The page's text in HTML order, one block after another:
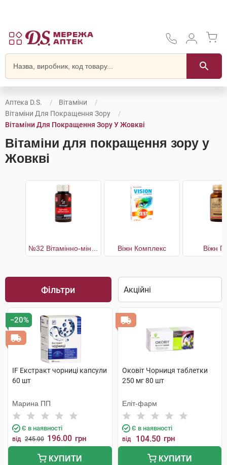
Аптека D.S.
Вітаміни
Вітаміни Для Покращення Зору
Вітаміни Для Покращення Зору У Жовкві
Вітаміни для покращення зору у
Жовкві
Віжн Комплекс Віжн
Фільтри
−20%
IF Екстракт чорниці капсули
60 шт
Марина ПП
Є в наявності
від 245.00 196.00 грн
КУПИТИ
Оковіт Чорниця таблетки
250 мг 80 шт
Еліт-фарм
Є в наявності
від 104.50 грн
КУПИТИ